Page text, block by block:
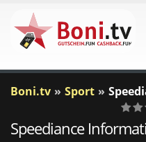
Boni.tv Sport
0
Speediance